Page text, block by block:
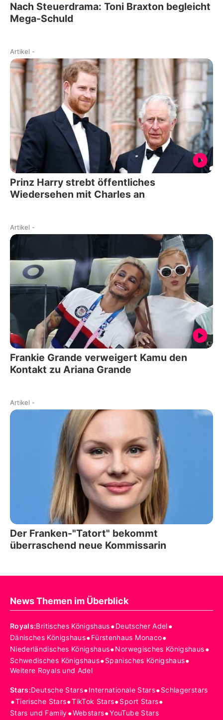
Nach Steuerdrama: Toni Braxton begleicht
Mega-Schuld
Artikel -
Prinz Harry strebt öffentliches
Wiedersehen mit Charles an
Artikel -
Frankie Grande verweigert Kamu den
Kontakt zu Ariana Grande
Artikel -
Der Franken-"Tatort" bekommt
überraschend neue Kommissarin
News Themen im Überblick
Royals:Britisches Königshaus•Deutscher Adel•
Dänisches Königshaus•Fürstenhaus Monaco•
Niederländisches Königshaus•Norwegisches Königshaus•
Schwedisches Königshaus•Spanisches Königshaus•
Weitere Royals und Adel
Stars:Deutsche Stars•Internationale Stars•Schlagerstars
•Tierische Stars•TikTok Stars•Sport Stars•
Stars und Family•Webstars•YouTube Stars